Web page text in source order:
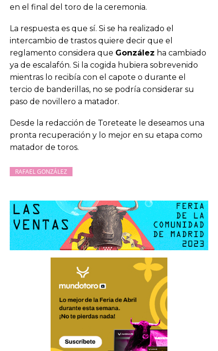
en el final del toro de la ceremonia.
La respuesta es que sí. Si se ha realizado el
intercambio de trastos quiere decir que el
reglamento considera que González ha cambiado
ya de escalafón. Si la cogida hubiera sobrevenido
mientras lo recibía con el capote o durante el
tercio de banderillas, no se podría considerar su
paso de novillero a matador.
Desde la redacción de Toreteate le deseamos una
pronta recuperación y lo mejor en su etapa como
matador de toros.
RAFAEL GONZÁLEZ